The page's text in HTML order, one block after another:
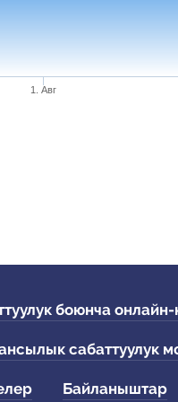
1. Авг
боюнча онлайн-
сабаттуулук
Байланыштар